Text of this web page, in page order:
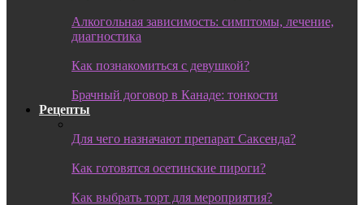
Алкогольная зависимость: симптомы, лечение,
диагностика
Как познакомиться с девушкой?
Брачный договор в Канаде: тонкости
Рецепты
Для чего назначают препарат Саксенда?
Как готовятся осетинские пироги?
Как выбрать торт для мероприятия?